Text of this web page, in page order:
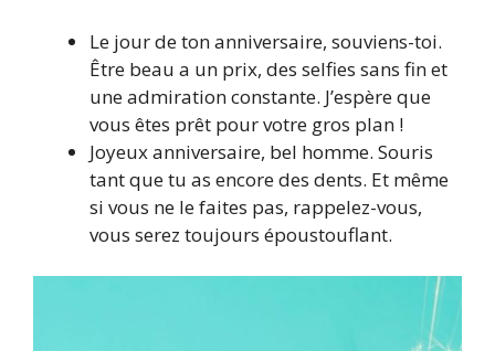
Le jour de ton anniversaire, souviens-toi.
Être beau a un prix, des selfies sans fin et
une admiration constante. J’espère que
vous êtes prêt pour votre gros plan !
Joyeux anniversaire, bel homme. Souris
tant que tu as encore des dents. Et même
si vous ne le faites pas, rappelez-vous,
vous serez toujours époustouflant.